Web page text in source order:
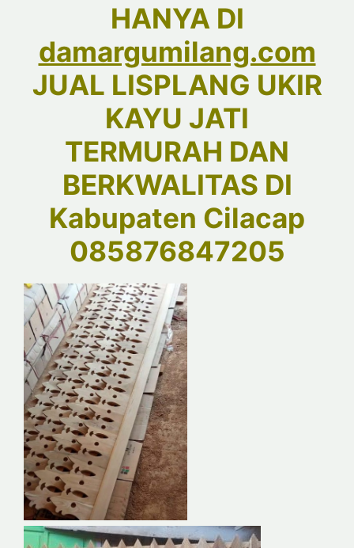
HANYA DI
damargumilang.com
JUAL LISPLANG UKIR
KAYU JATI
TERMURAH DAN
BERKWALITAS DI
Kabupaten Cilacap
085876847205